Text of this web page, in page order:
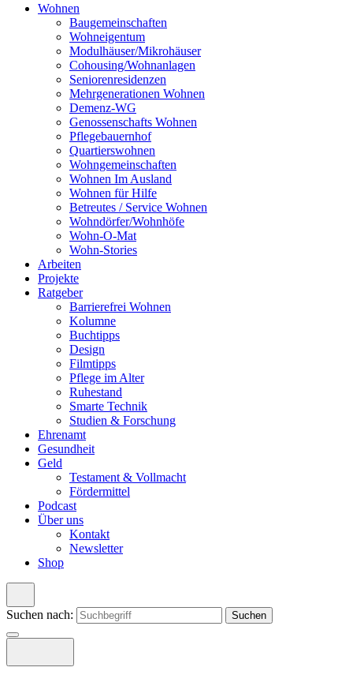
Wohnen
Baugemeinschaften
Wohneigentum
Modulhäuser/Mikrohäuser
Cohousing/Wohnanlagen
Seniorenresidenzen
Mehrgenerationen Wohnen
Demenz-WG
Genossenschafts Wohnen
Pflegebauernhof
Quartierswohnen
Wohngemeinschaften
Wohnen Im Ausland
Wohnen für Hilfe
Betreutes / Service Wohnen
Wohndörfer/Wohnhöfe
Wohn-O-Mat
Wohn-Stories
Arbeiten
Projekte
Ratgeber
Barrierefrei Wohnen
Kolumne
Buchtipps
Design
Filmtipps
Pflege im Alter
Ruhestand
Smarte Technik
Studien & Forschung
Ehrenamt
Gesundheit
Geld
Testament & Vollmacht
Fördermittel
Podcast
Über uns
Kontakt
Newsletter
Shop
Suchen nach: